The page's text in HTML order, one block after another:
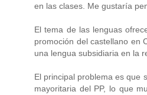
en las clases. Me gustaría
El tema de las lenguas
promoción del castellano en
una lengua subsidiaria en la
El principal problema es que
mayoritaria del PP, lo que